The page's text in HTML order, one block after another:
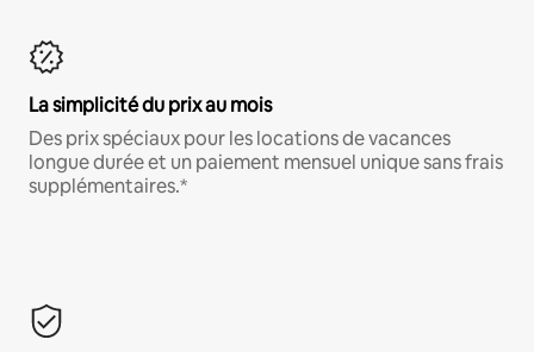
La simplicité du prix au mois
Des prix spéciaux pour les locations de vacances
longue durée et un paiement mensuel unique sans frais
supplémentaires.*